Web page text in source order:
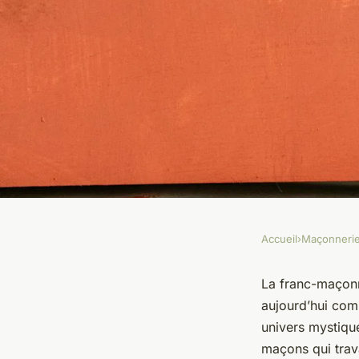
La franc-
origines, principes
Accueil›
La franc-
aujourd’hui
univers
maçons qui